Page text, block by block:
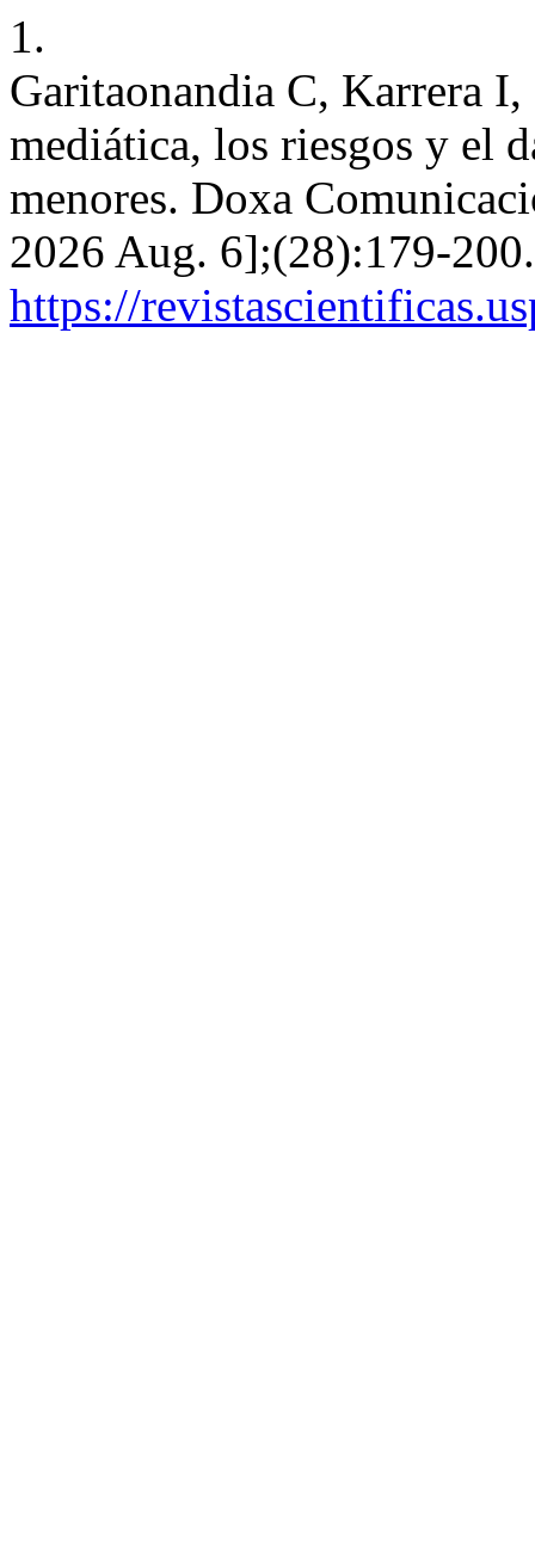
1.
Garitaonandia C, Karrera
mediática, los riesgos y el
menores. Doxa
2026 Aug. 6];(28):179-
https://